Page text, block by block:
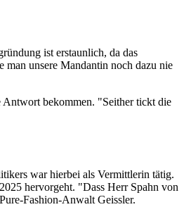
ist erstaunlich, da das
man unsere Mandantin noch dazu nie
Antwort bekommen. "Seither tickt die
war hierbei als Vermittlerin tätig.
hervorgeht. "Dass Herr Spahn von
Fashion-Anwalt Geissler.